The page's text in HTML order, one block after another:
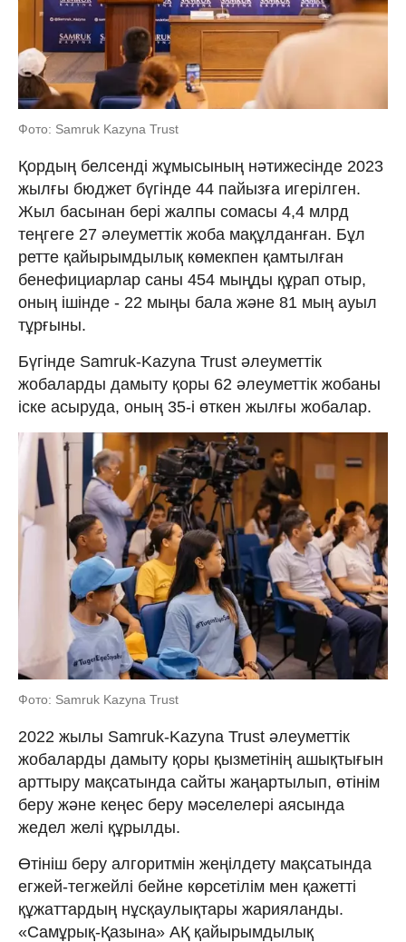
Фото: Samruk Kazyna Trust
Қордың белсенді жұмысының нәтижесінде 2023
жылғы бюджет бүгінде 44 пайызға игерілген.
Жыл басынан бері жалпы сомасы 4,4 млрд
теңгеге 27 әлеуметтік жоба мақұлданған. Бұл
ретте қайырымдылық көмекпен қамтылған
бенефициарлар саны 454 мыңды құрап отыр,
оның ішінде - 22 мыңы бала және 81 мың ауыл
тұрғыны.
Бүгінде Samruk-Kazyna Trust әлеуметтік
жобаларды дамыту қоры 62 әлеуметтік жобаны
іске асыруда, оның 35-і өткен жылғы жобалар.
Фото: Samruk Kazyna Trust
2022 жылы Samruk-Kazyna Trust әлеуметтік
жобаларды дамыту қоры қызметінің ашықтығын
арттыру мақсатында сайты жаңартылып, өтінім
беру және кеңес беру мәселелері аясында
жедел желі құрылды.
Өтініш беру алгоритмін жеңілдету мақсатында
егжей-тегжейлі бейне көрсетілім мен қажетті
құжаттардың нұсқаулықтары жарияланды.
«Самұрық-Қазына» АҚ қайырымдылық